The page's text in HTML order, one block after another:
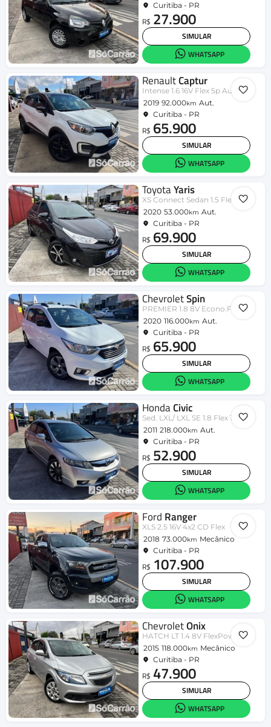
Curitiba - PR
R$ 27.900
SIMULAR
WHATSAPP
RenaultCaptur
Intense 1.6 16V Flex 5p Aut.
2019 92.000km Aut.
Curitiba - PR
R$ 65.900
SIMULAR
WHATSAPP
ToyotaYaris
XS Connect Sedan 1.5 Flex 16V Aut.
2020 53.000km Aut.
Curitiba - PR
R$ 69.900
SIMULAR
WHATSAPP
ChevroletSpin
PREMIER 1.8 8V Econo.Flex 5p Aut.
2020 116.000km Aut.
Curitiba - PR
R$ 65.900
SIMULAR
WHATSAPP
HondaCivic
Sed. LXL/ LXL SE 1.8 Flex 16V Aut.
2011 218.000km Aut.
Curitiba - PR
R$ 52.900
SIMULAR
WHATSAPP
Ford Ranger
XLS 2.5 16V 4x2 CD Flex
2018 73.000km Mecânico
Curitiba - PR
R$ 107.900
SIMULAR
WHATSAPP
ChevroletOnix
HATCH LT 1.4 8V FlexPower 5p Mec.
2015 118.000km Mecânico
Curitiba - PR
R$ 47.900
SIMULAR
WHATSAPP